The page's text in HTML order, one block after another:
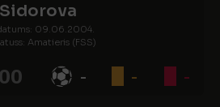
09.06.2004.
Amatieris (FSS)
- - -